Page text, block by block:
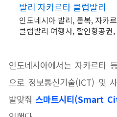
발리 자카르타 클럽발리
인도네시아 발리, 롬복, 자카
클럽발리 여행사, 할인항공권
인도네시아에서는 자카르타
으로 정보통신기술(ICT) 및
발맞춰 스마트시티(Smart